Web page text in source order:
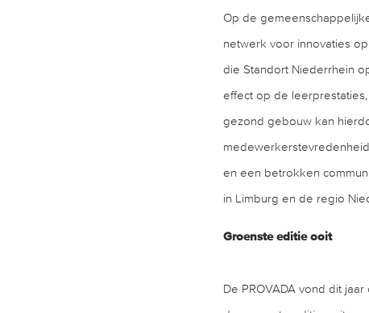
Op de
netwerk voor innovaties
die Standort Niederrhein
effect op de
gezond gebouw kan
en een betrokken
in Limburg en de regio
Groenste editie ooit
De PROVADA vond dit